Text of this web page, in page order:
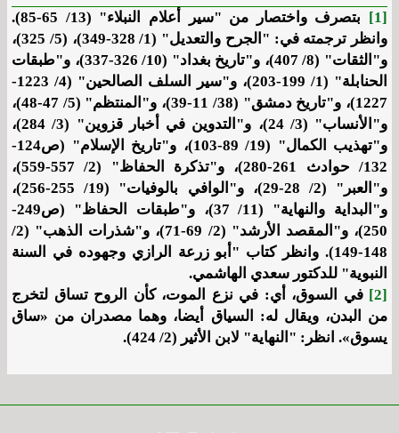
[1]
بتصرف واختصار من "سير أعلام النبلاء" (13/ 65-85).
وانظر ترجمته في: "الجرح والتعديل" (1/ 328-349)، (5/ 325)،
و"الثقات" (8/ 407)، و"تاريخ بغداد" (10/ 326-337)، و"طبقات
الحنابلة" (1/ 199-203)، و"سير السلف الصالحين" (4/ 1223-
1227)، و"تاريخ دمشق" (38/ 11-39)، و"المنتظم" (5/ 47-48)،
و"الأنساب" (3/ 24)، و"التدوين في أخبار قزوين" (3/ 284)،
و"تهذيب الكمال" (19/ 89-103)، و"تاريخ الإسلام" (ص124-
132/ حوادث 261-280)، و"تذكرة الحفاظ" (2/ 557-559)،
و"العبر" (2/ 28-29)، و"الوافي بالوفيات" (19/ 255-256)،
و"البداية والنهاية" (11/ 37)، و"طبقات الحفاظ" (ص249-
250)، و"المقصد الأرشد" (2/ 69-71)، و"شذرات الذهب" (2/
148-149). وانظر كتاب "أبو زرعة الرازي وجهوده في السنة
النبوية" للدكتور سعدي الهاشمي.
[2]
في السوق، أي: في نزع الموت، كأن الروح تساق لتخرج
من البدن، ويقال له: السياق أيضا، وهما مصدران من «ساق
يسوق». انظر: "النهاية" لابن الأثير (2/ 424).